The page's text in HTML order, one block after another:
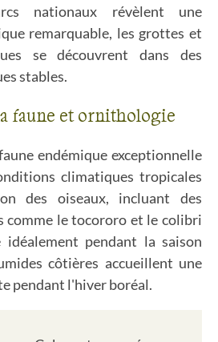
nationaux révèlent une
remarquable, les grottes et
se découvrent dans des
stables.
faune et ornithologie
endémique exceptionnelle
climatiques tropicales
des oiseaux, incluant des
comme le tocororo et le colibri
pendant la saison
côtières accueillent une
pendant l'hiver boréal.